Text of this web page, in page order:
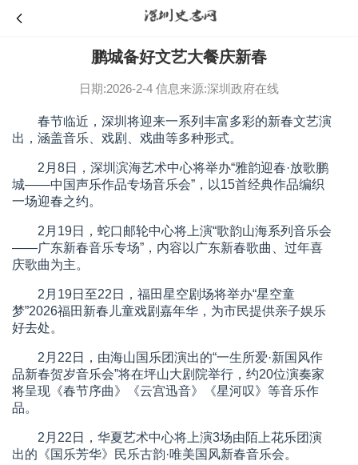
鹏城备好文艺大餐庆新春
日期:2026-2-4 信息来源:深圳政府在线
春节临近，深圳将迎来一系列丰富多彩的新春文艺演
出，涵盖音乐、戏剧、戏曲等多种形式。
2月8日，深圳滨海艺术中心将举办“雅韵迎春·放歌鹏
城——中国声乐作品专场音乐会”，以15首经典作品编织
一场迎春之约。
2月19日，蛇口邮轮中心将上演“歌韵山海系列音乐会
——广东新春音乐专场”，内容以广东新春歌曲、过年喜
庆歌曲为主。
2月19日至22日，福田星空剧场将举办“星空童
梦”2026福田新春儿童戏剧嘉年华，为市民提供亲子娱乐
好去处。
2月22日，由海山国乐团演出的“一生所爱·新国风作
品新春贺岁音乐会”将在坪山大剧院举行，约20位演奏家
将呈现《春节序曲》《云宫迅音》《星河叹》等音乐作
品。
2月22日，华夏艺术中心将上演3场由陌上花乐团演
出的《国乐芳华》民乐古韵·唯美国风新春音乐会。